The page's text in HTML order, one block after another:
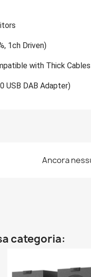
1ch Driven)
with Thick Cables
USB DAB Adapter)
Ancora
categoria: